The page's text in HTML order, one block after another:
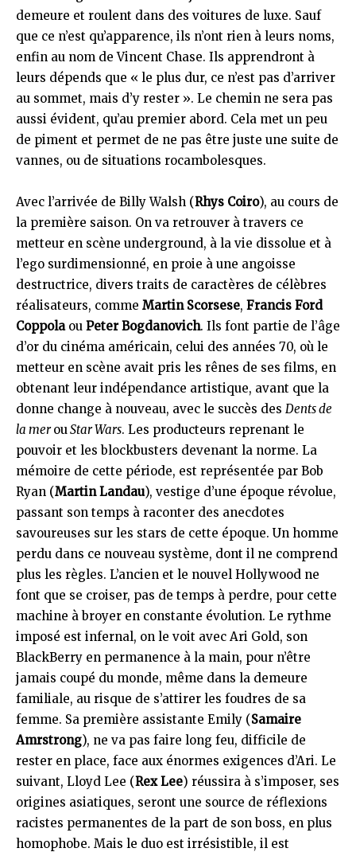
demeure et roulent dans des voitures de luxe. Sauf
que ce n’est qu’apparence, ils n’ont rien à leurs noms,
enfin au nom de Vincent Chase. Ils apprendront à
leurs dépends que « le plus dur, ce n’est pas d’arriver
au sommet, mais d’y rester ». Le chemin ne sera pas
aussi évident, qu’au premier abord. Cela met un peu
de piment et permet de ne pas être juste une suite de
vannes, ou de situations rocambolesques.
Avec l’arrivée de Billy Walsh (Rhys Coiro), au cours de
la première saison. On va retrouver à travers ce
metteur en scène underground, à la vie dissolue et à
l’ego surdimensionné, en proie à une angoisse
destructrice, divers traits de caractères de célèbres
réalisateurs, comme Martin Scorsese, Francis Ford
Coppolaou Peter Bogdanovich. Ils font partie de l’âge
d’or du cinéma américain, celui des années 70, où le
metteur en scène avait pris les rênes de ses films, en
obtenant leur indépendance artistique, avant que la
donne change à nouveau, avec le succès des Dents de
la merouStar Wars. Les producteurs reprenant le
pouvoir et les blockbusters devenant la norme. La
mémoire de cette période, est représentée par Bob
Ryan (Martin Landau), vestige d’une époque révolue,
passant son temps à raconter des anecdotes
savoureuses sur les stars de cette époque. Un homme
perdu dans ce nouveau système, dont il ne comprend
plus les règles. L’ancien et le nouvel Hollywood ne
font que se croiser, pas de temps à perdre, pour cette
machine à broyer en constante évolution. Le rythme
imposé est infernal, on le voit avec Ari Gold, son
BlackBerry en permanence à la main, pour n’être
jamais coupé du monde, même dans la demeure
familiale, au risque de s’attirer les foudres de sa
femme. Sa première assistante Emily (Samaire
Amrstrong), ne va pas faire long feu, difficile de
rester en place, face aux énormes exigences d’Ari. Le
suivant, Lloyd Lee (Rex Lee) réussira à s’imposer, ses
origines asiatiques, seront une source de réflexions
racistes permanentes de la part de son boss, en plus
homophobe. Mais le duo est irrésistible, il est